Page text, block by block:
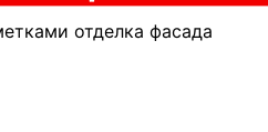
отделка фасада